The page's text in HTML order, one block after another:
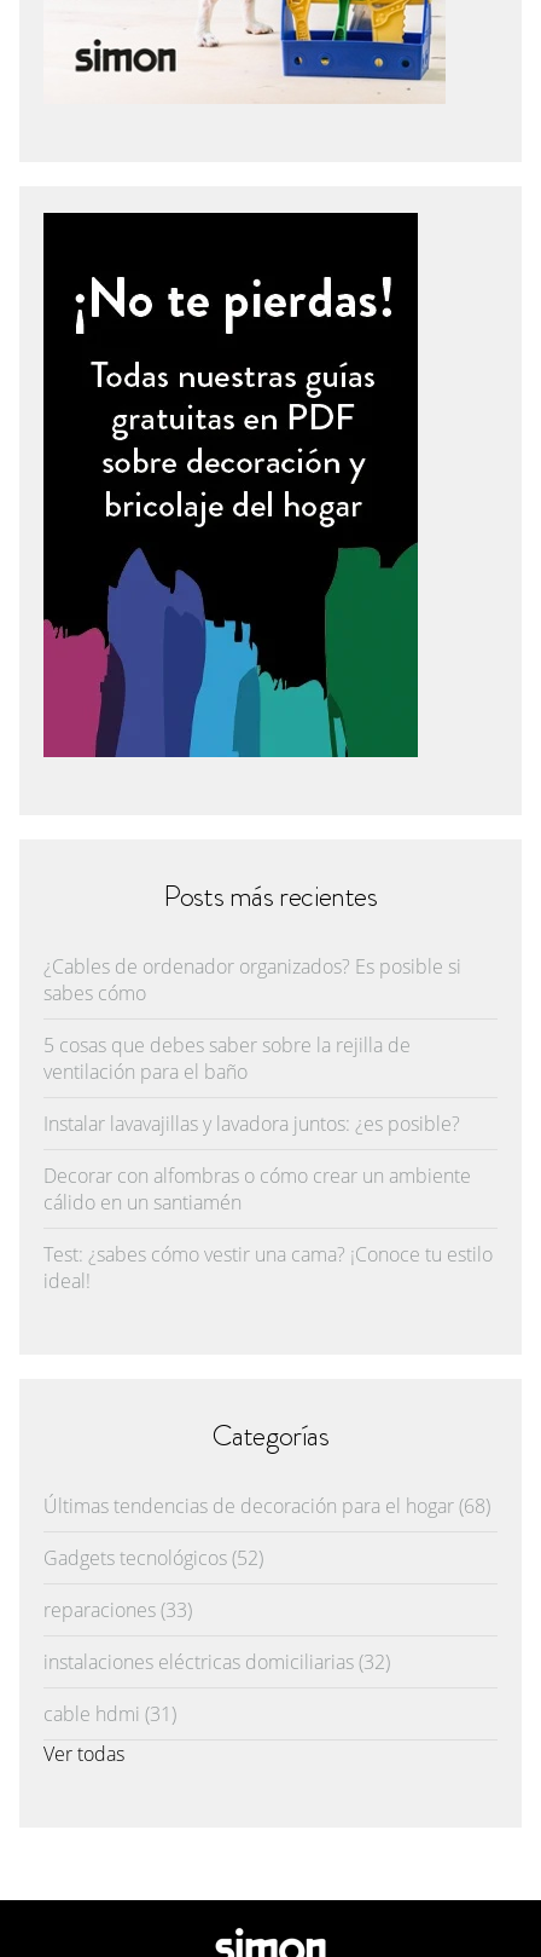
Posts más recientes
¿Cables de ordenador organizados? Es posible si
sabes cómo
5 cosas que debes saber sobre la rejilla de
ventilación para el baño
Instalar lavavajillas y lavadora juntos: ¿es posible?
Decorar con alfombras o cómo crear un ambiente
cálido en un santiamén
Test: ¿sabes cómo vestir una cama? ¡Conoce tu estilo
ideal!
Categorías
Últimas tendencias de decoración para el hogar(68)
Gadgets tecnológicos(52)
reparaciones(33)
instalaciones eléctricas domiciliarias(32)
cable hdmi (31)
Ver todas